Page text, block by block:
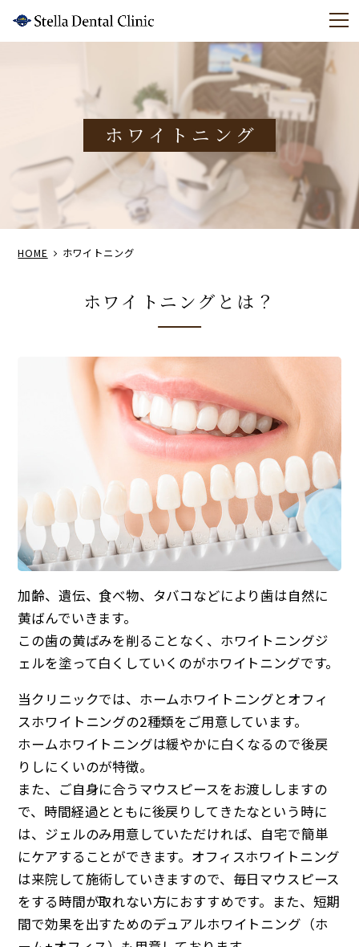
ホワイトニング
HOME ホワイトニング
ホワイトニングとは？
加齢、遺伝、食べ物、タバコなどにより歯は自然に
黄ばんでいきます。
この歯の黄ばみを削ることなく、ホワイトニングジ
ェルを塗って白くしていくのがホワイトニングです。
当クリニックでは、ホームホワイトニングとオフィ
スホワイトニングの2種類をご用意しています。
ホームホワイトニングは緩やかに白くなるので後戻
りしにくいのが特徴。
また、ご自身に合うマウスピースをお渡ししますの
で、時間経過とともに後戻りしてきたなという時に
は、ジェルのみ用意していただければ、自宅で簡単
にケアすることができます。オフィスホワイトニング
は来院して施術していきますので、毎日マウスピース
をする時間が取れない方におすすめです。また、短期
間で効果を出すためのデュアルホワイトニング（ホ